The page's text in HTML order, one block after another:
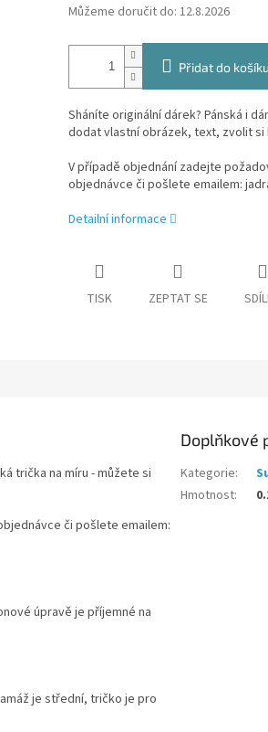
Můžeme doručit do: 12.8.2026
Přidat do košíku
Sháníte originální dárek? Pánská i
dodat vlastní obrázek, text, zvolit si
V případě objednání zadejte
objednávce či pošlete emailem:
Detailní informace
TISK ZEPTAT SE
trička na míru - můžete si
či pošlete emailem:
úpravě je příjemné na
je střední, tričko je pro
Doplňkové
Kategorie:
Hmotnost: